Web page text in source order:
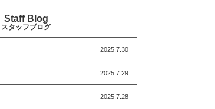
Staff Blog
スタッフブログ
2025.7.30
2025.7.29
2025.7.28